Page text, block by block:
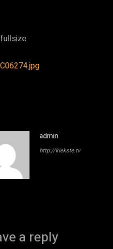
admin
http://kiekste.tv
a reply